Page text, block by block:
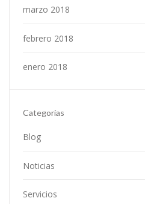
marzo 2018
febrero 2018
enero 2018
Categorías
Blog
Noticias
Servicios